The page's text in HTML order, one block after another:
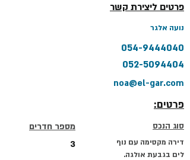
פרטים ליצירת קשר
נועה אלגר
054-9444040
052-5094404
noa@el-gar.com
פרטים:
מספר חדרים
3
סוג הנכס
דירה מקסימה עם נוף
לים בגבעת אולגה.